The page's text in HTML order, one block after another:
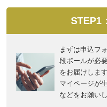
STEP1
まずは申込フ
段ボールが必
をお届けします
マイページが
などをお願いし